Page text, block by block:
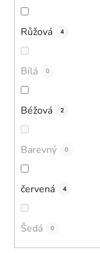
Růžová 4
Bílá 0
Béžová 2
Barevný 0
červená 4
Šedá 0